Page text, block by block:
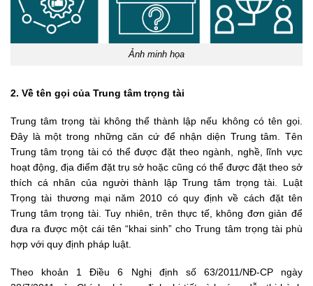
Ảnh minh họa
2. Về tên gọi của Trung tâm trọng tài
Trung tâm trọng tài không thể thành lập nếu không có tên gọi.
Đây là một trong những căn cứ để nhận diện Trung tâm. Tên
Trung tâm trọng tài có thể được đặt theo ngành, nghề, lĩnh vực
hoạt động, địa điểm đặt trụ sở hoặc cũng có thể được đặt theo sở
thích cá nhân của người thành lập Trung tâm trọng tài. Luật
Trọng tài thương mại năm 2010 có quy định về cách đặt tên
Trung tâm trọng tài. Tuy nhiên, trên thực tế, không đơn giản để
đưa ra được một cái tên “khai sinh” cho Trung tâm trọng tài phù
hợp với quy định pháp luật.
Theo khoản 1 Điều 6 Nghị định số 63/2011/NĐ-CP ngày